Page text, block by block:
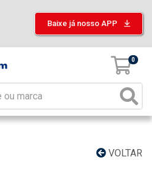
Baixe já nosso APP
0
VOLTAR